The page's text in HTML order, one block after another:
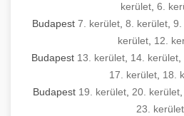
kerület 6.
Budapest 7. kerület, 8. kerület, 9.
kerület 12.
Budapest 13. kerület 14. kerület
17. kerület 18.
Budapest 19. kerület 20. kerület
23. kerület